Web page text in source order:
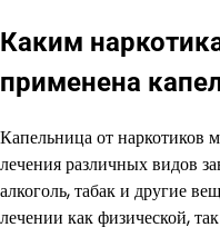
Каким
применена
Капельница от наркотиков
лечения различных видов
алкоголь, табак и другие
лечении как физической,